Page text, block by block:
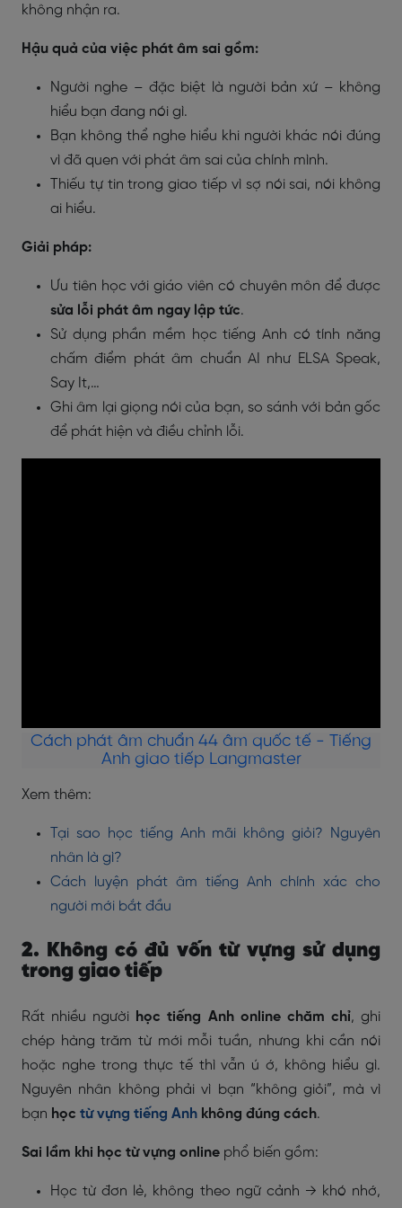
không nhận ra.
Hậu quả của việc phát âm sai gồm:
Người nghe – đặc biệt là người bản xứ – không
hiểu bạn đang nói gì.
Bạn không thể nghe hiểu khi người khác nói đúng
vì đã quen với phát âm sai của chính mình.
Thiếu tự tin trong giao tiếp vì sợ nói sai, nói không
ai hiểu.
Giải pháp:
Ưu tiên học với giáo viên có chuyên môn để được
sửa lỗi phát âm ngay lập tức.
Sử dụng phần mềm học tiếng Anh có tính năng
chấm điểm phát âm chuẩn AI như ELSA Speak,
Say It,…
Ghi âm lại giọng nói của bạn, so sánh với bản gốc
để phát hiện và điều chỉnh lỗi.
Cách phát âm chuẩn 44 âm quốc tế - Tiếng
Anh giao tiếp Langmaster
Xem thêm:
Tại sao học tiếng Anh mãi không giỏi? Nguyên
nhân là gì?
Cách luyện phát âm tiếng Anh chính xác cho
người mới bắt đầu
2. Không có đủ vốn từ vựng sử dụng
trong giao tiếp
Rất nhiều người học tiếng Anh online chăm chỉ, ghi
chép hàng trăm từ mới mỗi tuần, nhưng khi cần nói
hoặc nghe trong thực tế thì vẫn ú ớ, không hiểu gì.
Nguyên nhân không phải vì bạn “không giỏi”, mà vì
bạn học từ vựng tiếng Anh không đúng cách.
Sai lầm khi học từ vựng online phổ biến gồm:
Học từ đơn lẻ, không theo ngữ cảnh → khó nhớ,